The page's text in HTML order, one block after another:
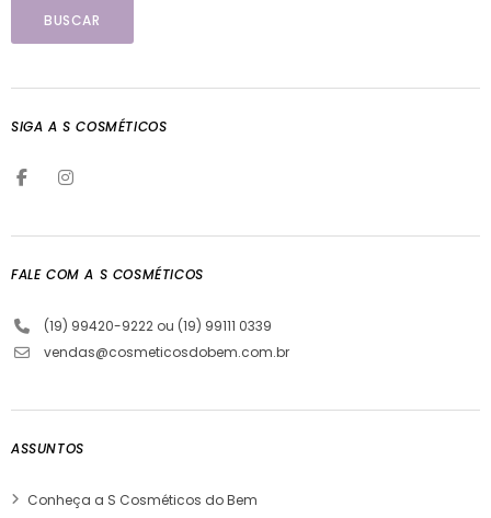
SIGA A S COSMÉTICOS
FALE COM A S COSMÉTICOS
(19) 99420-9222 ou (19) 99111 0339
vendas@cosmeticosdobem.com.br
ASSUNTOS
Conheça a S Cosméticos do Bem